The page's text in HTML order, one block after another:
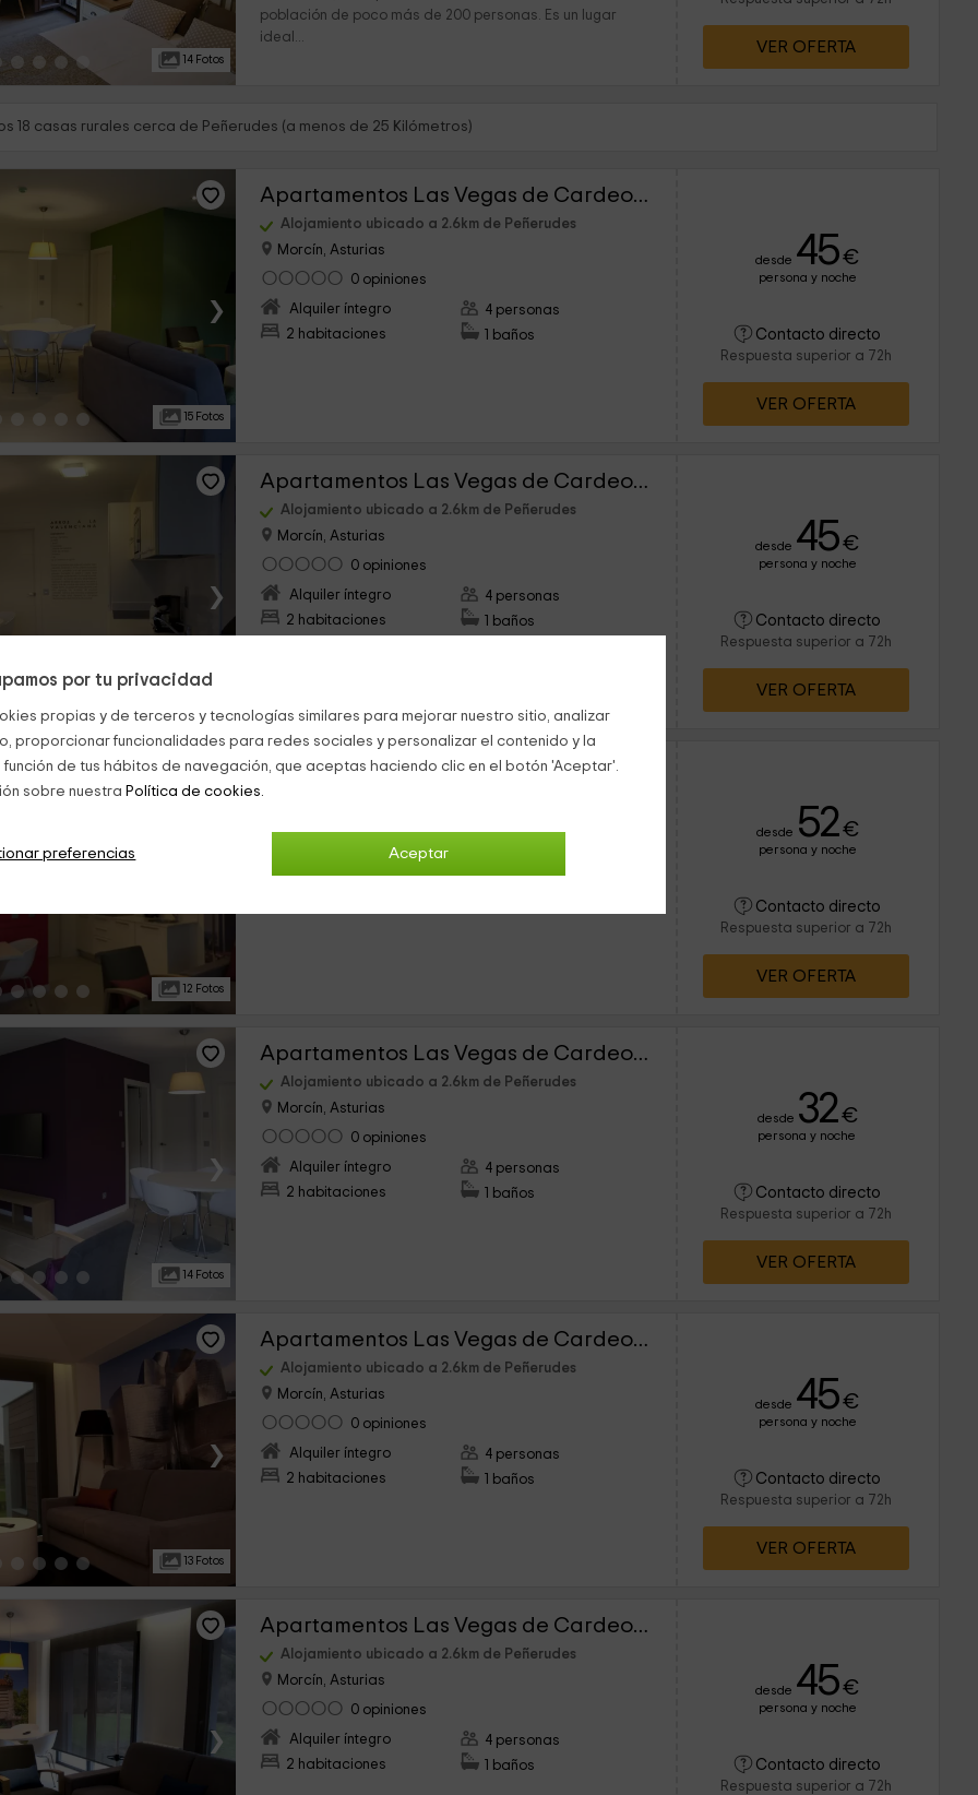
por tu privacidad
propias y de terceros y tecnologías similares para mejorar nuestro sitio, analizar
proporcionar funcionalidades para redes sociales y personalizar el contenido y la
de tus hábitos de navegación, que aceptas haciendo clic en el botón 'Aceptar'.
sobre nuestra Política de cookies.
Aceptar
preferencias
14 Fotos
población de poco más de 200 personas. Es un lugar
ideal...
VER OFERTA
18 casas rurales cerca de Peñerudes (a menos de 25 Kilómetros)
›
15 Fotos
Apartamentos Las Vegas de Cardeo- Andalucía
Alojamiento ubicado a 2.6km de Peñerudes
Morcín, Asturias
0 opiniones
Alquiler íntegro
2 habitaciones
4 personas
1 baños
desde 45€
persona y noche
Contacto directo
Respuesta superior a 72h
VER OFERTA
›
Apartamentos Las Vegas de Cardeo- Levante
Alojamiento ubicado a 2.6km de Peñerudes
Morcín, Asturias
0 opiniones
Alquiler íntegro
2 habitaciones
4 personas
1 baños
desde 45€
persona y noche
Contacto directo
Respuesta superior a 72h
VER OFERTA
12 Fotos
0 opiniones
desde 52€
persona y noche
Contacto directo
Respuesta superior a 72h
VER OFERTA
›
14 Fotos
Apartamentos Las Vegas de Cardeo- Murcia
Alojamiento ubicado a 2.6km de Peñerudes
Morcín, Asturias
0 opiniones
Alquiler íntegro
2 habitaciones
4 personas
1 baños
desde 32€
persona y noche
Contacto directo
Respuesta superior a 72h
VER OFERTA
›
13 Fotos
Apartamentos Las Vegas de Cardeo- Vascongadas
Alojamiento ubicado a 2.6km de Peñerudes
Morcín, Asturias
0 opiniones
Alquiler íntegro
2 habitaciones
4 personas
1 baños
desde 45€
persona y noche
Contacto directo
Respuesta superior a 72h
VER OFERTA
›
Apartamentos Las Vegas de Cardeo- Galicia
Alojamiento ubicado a 2.6km de Peñerudes
Morcín, Asturias
0 opiniones
Alquiler íntegro
2 habitaciones
4 personas
1 baños
desde 45€
persona y noche
Contacto directo
Respuesta superior a 72h